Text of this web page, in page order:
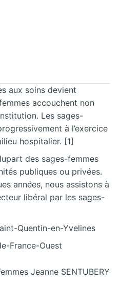
aux soins devient
accouchent non
Les sages-
à l’exercice
hospitalier. [1]
des sages-femmes
publiques ou privées.
années, nous assistons à
libéral par les sages-
Quentin-en-Yvelines
France-Ouest
Jeanne SENTUBERY